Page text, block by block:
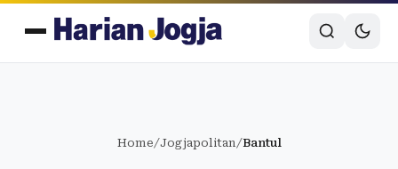
Home/Jogjapolitan/Bantul